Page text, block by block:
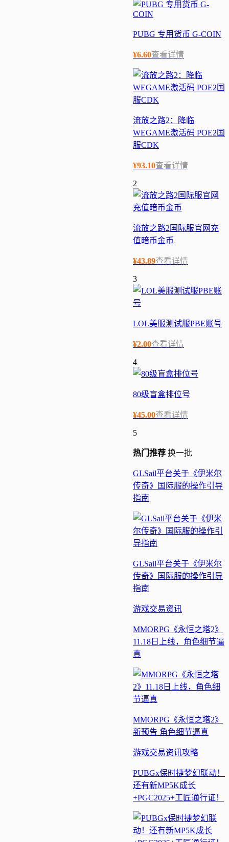
PUBG 专用货币 G-COIN
¥6.60查看详情
流放之路2：降临
WEGAME激活码 POE2国
服CDK
¥93.10查看详情
2
流放之路2国际服官网充
值暗币金币
¥43.89查看详情
3
LOL美服测试服PBE账号
¥2.00查看详情
4
80级盲盒排位号
¥45.00查看详情
5
热门 推荐 换一批
GLSail平台关于《伊米尔
传奇》国际服的操作引导
指南
GLSail平台关于《伊米尔
传奇》国际服的操作引导
指南
游戏交易资讯
MMORPG《永恒之塔2》
11.18日上线，角色细节逼
真
MMORPG《永恒之塔2》
新预告 角色细节逼真
游戏交易资讯攻略
PUBGx保时捷梦幻联动！
还有新MP5K成长
+PGC2025+工匠通行证！